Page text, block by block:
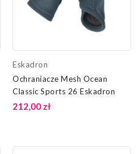
Eskadron
Ochraniacze Mesh Ocean
Classic Sports 26 Eskadron
212,00 zł